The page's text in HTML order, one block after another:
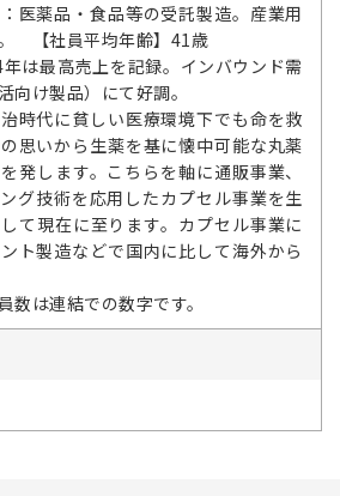
医薬品・食品等の受託製造。産業用
【社員平均年齢】41歳
は最高売上を記録。インバウンド需
向け製品）にて好調。
時代に貧しい医療環境下でも命を救
思いから生薬を基に懐中可能な丸薬
発します。こちらを軸に通販事業、
グ技術を応用したカプセル事業を生
て現在に至ります。カプセル事業に
ト製造などで国内に比して海外から
は連結での数字です。